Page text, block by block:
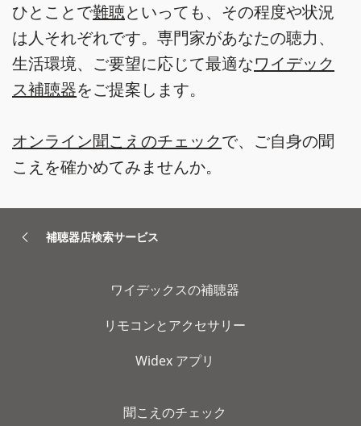
ひとことで難聴といっても、その程度や状況
は人それぞれです。専門家があなたの聴力、
生活環境、ご要望に応じて最適なワイデック
ス補聴器をご提案します。
オンライン聞こえのチェックで、ご自身の聞
こえを確かめてみませんか。
補聴器店検索サービス
ワイデックスの補聴器
リモコンとアクセサリー
Widex アプリ
聞こえのチェック